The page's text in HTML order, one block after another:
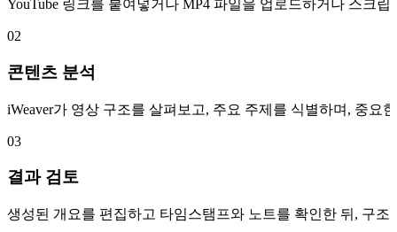
YouTube 링크를 붙여넣거나 MP4 파일을 업로드하거나 스크
02
콘텐츠 분석
iWeaver가 영상 구조를 살펴보고, 주요 주제를 식별하며, 중요
03
결과 검토
생성된 개요를 편집하고 타임스탬프와 노트를 확인한 뒤, 구